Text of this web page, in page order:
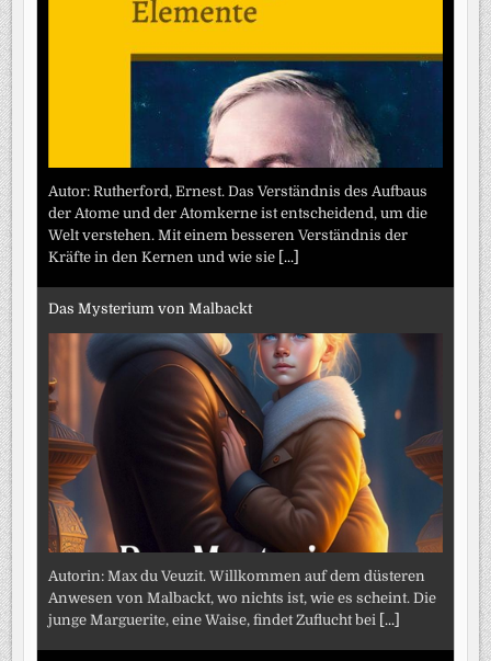
Autor: Rutherford, Ernest. Das Verständnis des Aufbaus
der Atome und der Atomkerne ist entscheidend, um die
Welt verstehen. Mit einem besseren Verständnis der
Kräfte in den Kernen und wie sie [...]
Das Mysterium von Malbackt
Autorin: Max du Veuzit. Willkommen auf dem düsteren
Anwesen von Malbackt, wo nichts ist, wie es scheint. Die
junge Marguerite, eine Waise, findet Zuflucht bei [...]